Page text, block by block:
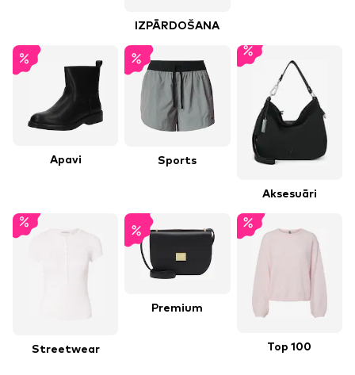
IZPĀRDOŠANA
Apavi Sports
Aksesuāri
Streetwear
Premium
Top 100